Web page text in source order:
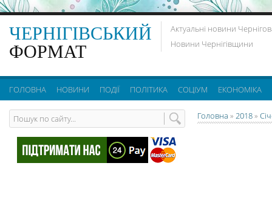
ЧЕРНІГІВСЬКИЙ
ФОРМАТ
Актуальні новини
Новини Чернігівщини
ГОЛОВНА НОВИНИ ПОДІЇ ПОЛІТИКА СОЦІУМ ЕКОНОМІКА
Головна » 2018»